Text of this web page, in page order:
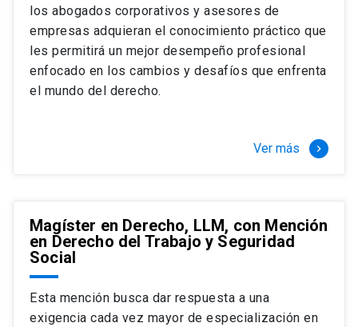
los abogados corporativos y asesores de
empresas adquieran el conocimiento práctico que
les permitirá un mejor desempeño profesional
enfocado en los cambios y desafíos que enfrenta
el mundo del derecho.
Ver más keyboard_arrow_right
Magíster en Derecho, LLM, con Mención
en Derecho del Trabajo y Seguridad
Social
Esta mención busca dar respuesta a una
exigencia cada vez mayor de especialización en